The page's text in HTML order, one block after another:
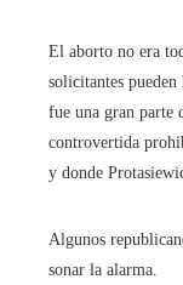
El aborto no era
solicitantes
fue una gran parte
controvertida
y donde
Algunos
sonar la alarma.